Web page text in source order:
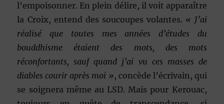
l’empoisonner. En plein délire, il voit apparaître
la Croix, entend des soucoupes volantes. « J’ai
réalisé que toutes mes années d’études du
bouddhisme étaient des mots, des mots
réconfortants, sauf quand j’ai vu ces masses de
diables courir après moi », concède l’écrivain, qui
se soignera même au LSD. Mais pour Kerouac,